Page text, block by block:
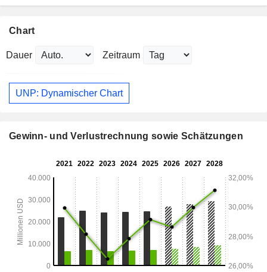
Chart
Dauer Zeitraum
UNP: Dynamischer Chart
Gewinn- und Verlustrechnung sowie Schätzungen